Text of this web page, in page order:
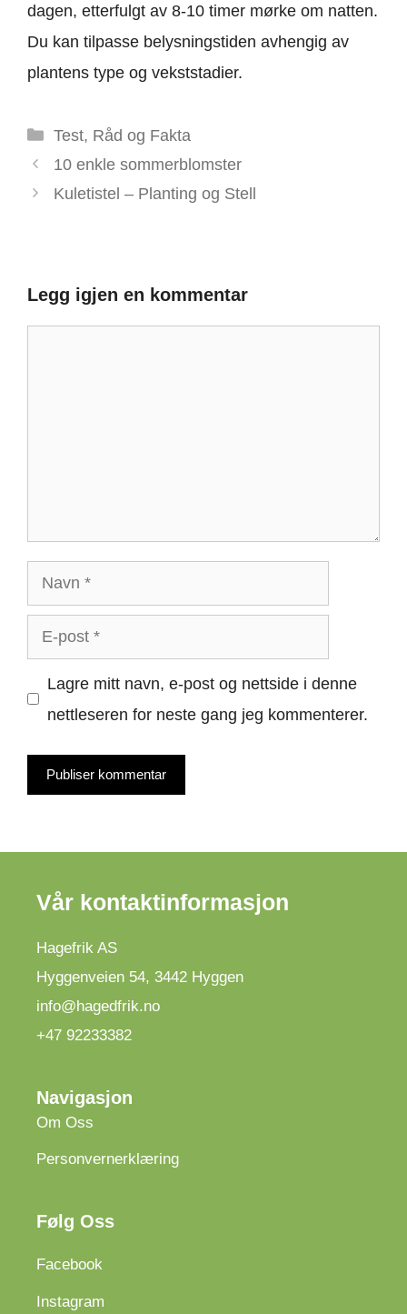
dagen, etterfulgt av 8-10 timer mørke om natten.
Du kan tilpasse belysningstiden avhengig av
plantens type og vekststadier.
Kategorier
Test, Råd og Fakta
10 enkle sommerblomster
Kuletistel – Planting og Stell
Legg igjen en kommentar
Navn
post
Lagre mitt navn, e-post og nettside i denne
nettleseren for neste gang jeg kommenterer.
Vår kontaktinformasjon
Hagefrik AS
Hyggenveien 54, 3442 Hyggen
info@hagedfrik.no
+47 92233382
Navigasjon
Om Oss
Personvernerklæring
Følg Oss
Facebook
Instagram